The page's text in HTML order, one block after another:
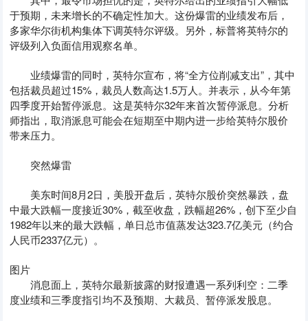
于预期，未来增长的不确定性加大。这份爆雷的业绩发布后，
多家华尔街机构集体下调英特尔评级。另外，标普将英特尔的
评级列入负面信用观察名单。
业绩爆雷的同时，英特尔宣布，将“全方位削减支出”，其中
包括裁员超过15%，裁员人数高达1.5万人。并表示，从今年第
四季度开始暂停派息。这是英特尔32年来首次暂停派息。分析
师指出，取消派息可能会在短期至中期内进一步给英特尔股价
带来压力。
突然爆雷
美东时间8月2日，美股开盘后，英特尔股价突然暴跌，盘
中最大跌幅一度接近30%，截至收盘，跌幅超26%，创下至少自
1982年以来的最大跌幅，单日总市值蒸发达323.7亿美元（约合
人民币2337亿元）。
图片
消息面上，英特尔最新披露的财报遭遇一系列利空：二季
度业绩和三季度指引均不及预期、大裁员、暂停派发股息。